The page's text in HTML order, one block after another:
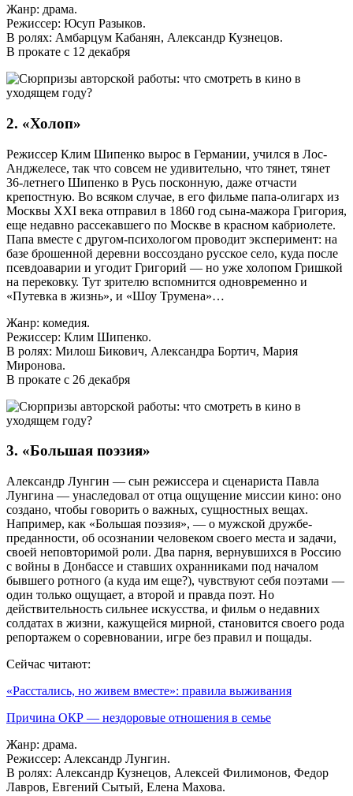
Жанр: драма.
Режиссер: Юсуп Разыков.
В ролях: Амбарцум Кабанян, Александр Кузнецов.
В прокате с 12 декабря
2. «Холоп»
Режиссер Клим Шипенко вырос в Германии, учился в Лос-
Анджелесе, так что совсем не удивительно, что тянет, тянет
36-летнего Шипенко в Русь посконную, даже отчасти
крепостную. Во всяком случае, в его фильме папа-олигарх из
Москвы ХХI века отправил в 1860 год сына-мажора Григория,
еще недавно рассекавшего по Москве в красном кабриолете.
Папа вместе с другом-психологом проводит эксперимент: на
базе брошенной деревни воссоздано русское село, куда после
псевдоаварии и угодит Григорий — но уже холопом Гришкой
на перековку. Тут зрителю вспомнится одновременно и
«Путевка в жизнь», и «Шоу Трумена»…
Жанр: комедия.
Режиссер: Клим Шипенко.
В ролях: Милош Бикович, Александра Бортич, Мария
Миронова.
В прокате с 26 декабря
3. «Большая поэзия»
Александр Лунгин — сын режиссера и сценариста Павла
Лунгина — унаследовал от отца ощущение миссии кино: оно
создано, чтобы говорить о важных, сущностных вещах.
Например, как «Большая поэзия», — о мужской дружбе-
преданности, об осознании человеком своего места и задачи,
своей неповторимой роли. Два парня, вернувшихся в Россию
с войны в Донбассе и ставших охранниками под началом
бывшего ротного (а куда им еще?), чувствуют себя поэтами —
один только ощущает, а второй и правда поэт. Но
действительность сильнее искусства, и фильм о недавних
солдатах в жизни, кажущейся мирной, становится своего рода
репортажем о соревновании, игре без правил и пощады.
Сейчас читают:
«Расстались, но живем вместе»: правила выживания
Причина ОКР — нездоровые отношения в семье
Жанр: драма.
Режиссер: Александр Лунгин.
В ролях: Александр Кузнецов, Алексей Филимонов, Федор
Лавров, Евгений Сытый, Елена Махова.